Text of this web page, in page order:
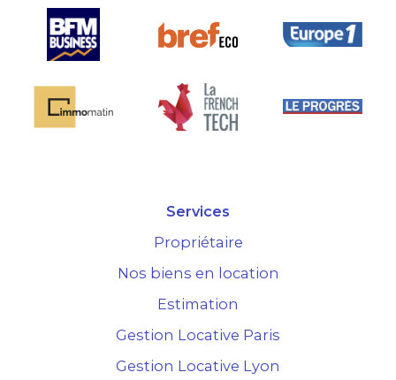
Services
Propriétaire
Nos biens en location
Estimation
Gestion Locative Paris
Gestion Locative Lyon